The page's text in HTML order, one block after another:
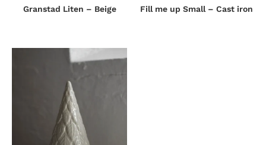
Granstad Liten – Beige Fill me up Small – Cast iron